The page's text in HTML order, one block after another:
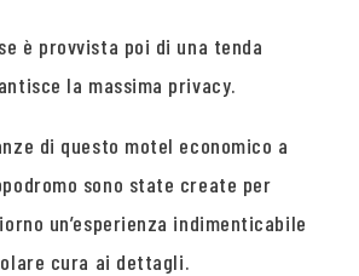
è provvista poi di una tenda
la massima privacy.
di questo motel economico a
sono state create per
un’esperienza indimenticabile
cura ai dettagli.